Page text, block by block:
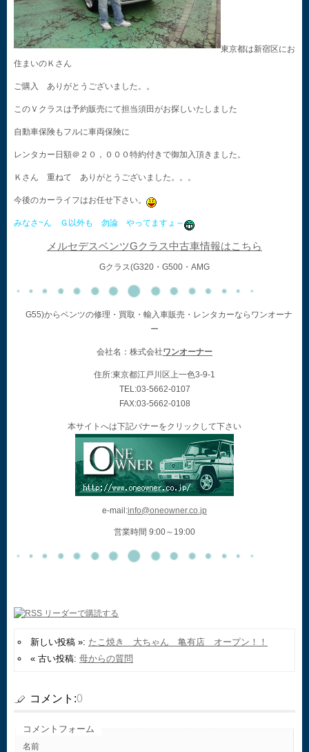
東京都は新宿区にお
住まいのＫさん
ご購入 ありがとうございました。。
このＶクラスは予約販売にて担当須田がお探しいたしました
自動車保険もフルに車両保険に
レンタカー日額＠２０，０００特約付きで御加入頂きました。
Ｋさん 重ねて ありがとうございました。。。
今後のカーライフはお任せ下さい。
みなさ~ん Ｇ以外も 勿論 やってますょ～
メルセデスベンツGクラス中古車情報はこちら
Gクラス(G320・G500・AMG
G55)からベンツの修理・買取・輸入車販売・レンタカーならワンオーナ
ー
会社名：株式会社ワンオーナー
住所:東京都江戸川区上一色3-9-1
TEL:03-5662-0107
FAX:03-5662-0108
本サイトへは下記バナーをクリックして下さい
e-mail:info@oneowner.co.jp
営業時間 9:00～19:00
新しい投稿 »: たこ焼き 大ちゃん 亀有店 オープン！！
« 古い投稿: 母からの質問
コメント:0
コメントフォーム
名前